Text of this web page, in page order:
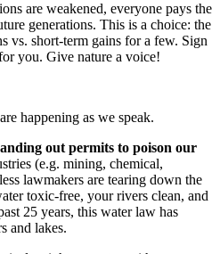
are weakened, everyone pays the
generations. This is a choice: the
vs. short-term gains for a few. Sign
you. Give nature a voice!
happening as we speak.
out permits to poison our
(e.g. mining, chemical,
lawmakers are tearing down the
toxic-free, your rivers clean, and
25 years, this water law has
and lakes.